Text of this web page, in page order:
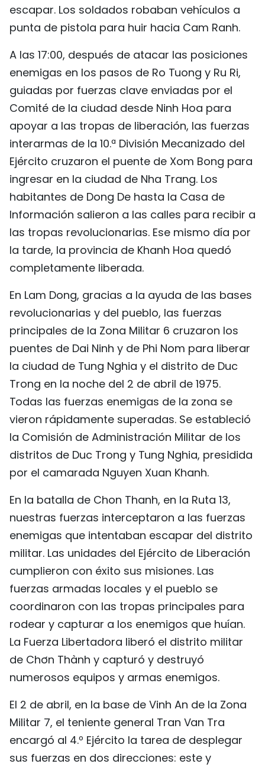
escapar. Los soldados robaban vehículos a
punta de pistola para huir hacia Cam Ranh.
A las 17:00, después de atacar las posiciones
enemigas en los pasos de Ro Tuong y Ru Ri,
guiadas por fuerzas clave enviadas por el
Comité de la ciudad desde Ninh Hoa para
apoyar a las tropas de liberación, las fuerzas
interarmas de la 10.ª División Mecanizado del
Ejército cruzaron el puente de Xom Bong para
ingresar en la ciudad de Nha Trang. Los
habitantes de Dong De hasta la Casa de
Información salieron a las calles para recibir a
las tropas revolucionarias. Ese mismo día por
la tarde, la provincia de Khanh Hoa quedó
completamente liberada.
En Lam Dong, gracias a la ayuda de las bases
revolucionarias y del pueblo, las fuerzas
principales de la Zona Militar 6 cruzaron los
puentes de Dai Ninh y de Phi Nom para liberar
la ciudad de Tung Nghia y el distrito de Duc
Trong en la noche del 2 de abril de 1975.
Todas las fuerzas enemigas de la zona se
vieron rápidamente superadas. Se estableció
la Comisión de Administración Militar de los
distritos de Duc Trong y Tung Nghia, presidida
por el camarada Nguyen Xuan Khanh.
En la batalla de Chon Thanh, en la Ruta 13,
nuestras fuerzas interceptaron a las fuerzas
enemigas que intentaban escapar del distrito
militar. Las unidades del Ejército de Liberación
cumplieron con éxito sus misiones. Las
fuerzas armadas locales y el pueblo se
coordinaron con las tropas principales para
rodear y capturar a los enemigos que huían.
La Fuerza Libertadora liberó el distrito militar
de Chơn Thành y capturó y destruyó
numerosos equipos y armas enemigos.
El 2 de abril, en la base de Vinh An de la Zona
Militar 7, el teniente general Tran Van Tra
encargó al 4.º Ejército la tarea de desplegar
sus fuerzas en dos direcciones: este y